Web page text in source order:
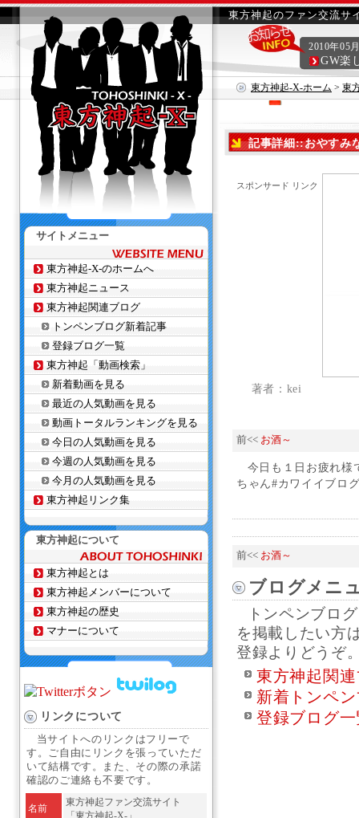
東方神起のファン交流サ
東方神起-X-ホーム > 東
2010年05
GW楽
記事詳細::おやすみ
スポンサード リンク
著者：kei
前<< お酒～
今日も１日お疲れ様
ちゃん#カワイイブロ
前<< お酒～
ブログメニ
トンペンブロ
を掲載したい方
登録よりどうぞ
東方神起関
新着トンペ
登録ブログ
サイトメニュー
東方神起-X-のホームへ
東方神起ニュース
東方神起関連ブログ
トンペンブログ新着記事
登録ブログ一覧
東方神起「動画検索」
新着動画を見る
最近の人気動画を見る
動画トータルランキングを見る
今日の人気動画を見る
今週の人気動画を見る
今月の人気動画を見る
東方神起リンク集
東方神起について
東方神起とは
東方神起メンバーについて
東方神起の歴史
マナーについて
リンクについて
当サイトへのリンクはフリーで
す。ご自由にリンクを張っていただ
いて結構です。また、その際の承諾
確認のご連絡も不要です。
名前
東方神起ファン交流サイト
「東方神起-X-」